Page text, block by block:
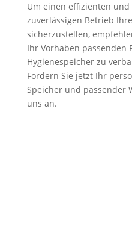
Um einen effizienten und
zuverlässigen Betrieb
sicherzustellen,
Ihr Vorhaben passenden
Hygienespeicher zu
Fordern Sie jetzt Ihr
Speicher und passender
uns an.